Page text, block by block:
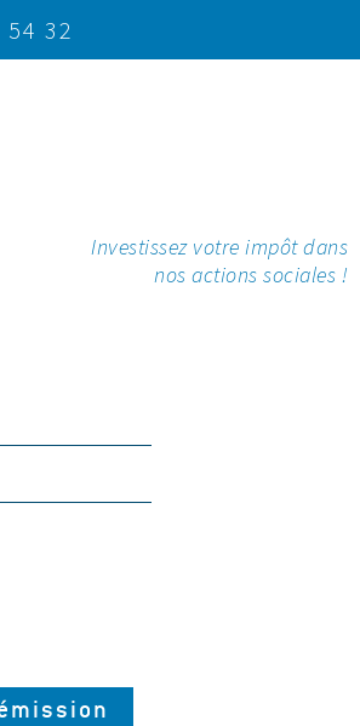
54 32
Investissez votre impôt dans
nos actions sociales !